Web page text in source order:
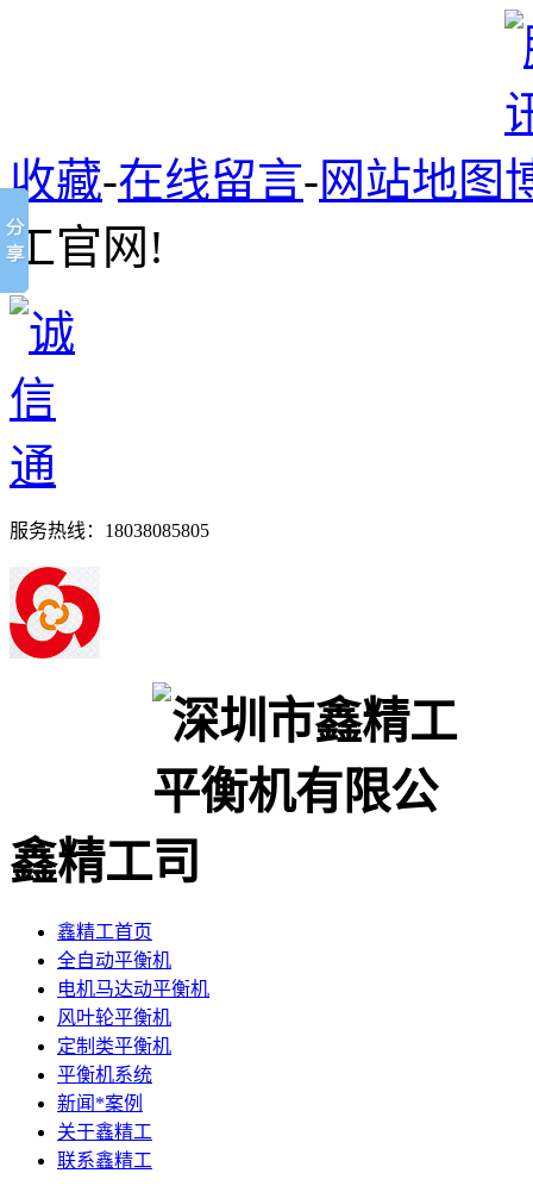
收藏-在线留言-网站地图
工官网!
服务热线： 18038085805
鑫精工
鑫精工首页
全自动平衡机
电机马达动平衡机
风叶轮平衡机
定制类平衡机
平衡机系统
新闻*案例
关于鑫精工
联系鑫精工